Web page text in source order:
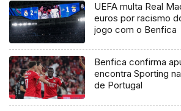
UEFA multa Real
euros por racismo
jogo com o Benfica
Benfica confirma
encontra Sporting
de Portugal